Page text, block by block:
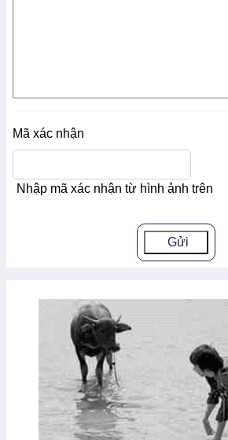
Mã xác nhận
Nhập mã xác nhận từ hình ảnh trên